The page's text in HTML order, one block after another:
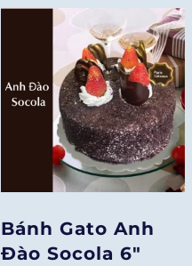
Bánh Gato Anh
Đào Socola 6″